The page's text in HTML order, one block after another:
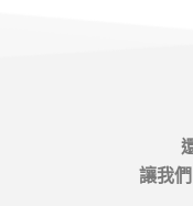
讓我